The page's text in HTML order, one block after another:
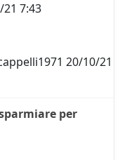
7:43
20/10/21
per